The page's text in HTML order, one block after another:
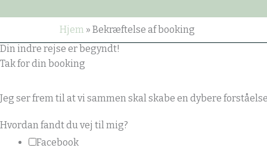
Hjem » Bekræftelse af booking
Din indre rejse er begyndt!
Tak for din booking
Jeg ser frem til at vi sammen skal skabe en dybere
m
Hvordan fandt du vej til mig?
Facebook